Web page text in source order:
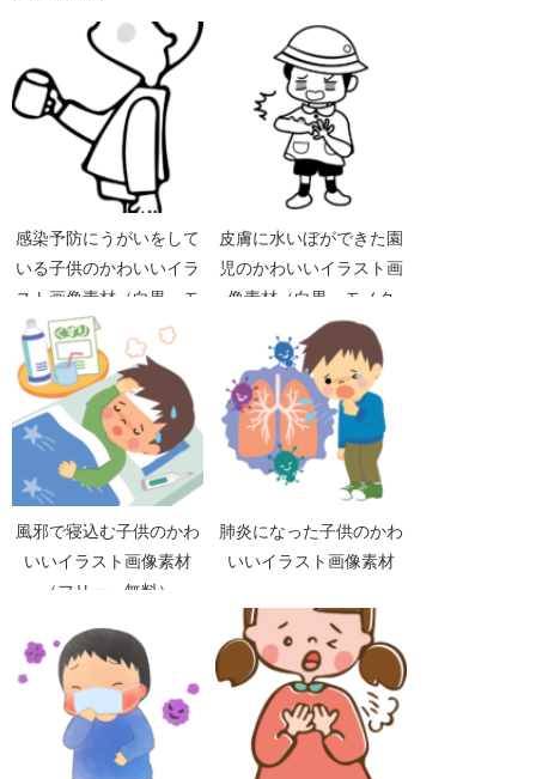
感染予防にうがいをして
いる子供のかわいいイラ
スト画像素材（白黒 モ
ノクロ）
皮膚に水いぼができた園
児のかわいいイラスト画
像素材（白黒 モノク
ロ）
風邪で寝込む子供のかわ
いいイラスト画像素材
（フリー、無料）
肺炎になった子供のかわ
いいイラスト画像素材